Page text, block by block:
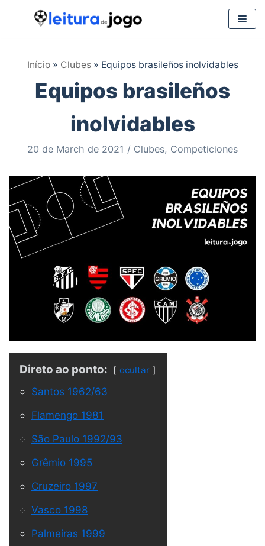
contenido
Início» Clubes» Equipos brasileños inolvidables
Equipos brasileños
inolvidables
20 de March de 2021 Clubes, Competiciones
Direto ao ponto: ocultar
Santos 1962/63
Flamengo 1981
São Paulo 1992/93
Grêmio 1995
Cruzeiro 1997
Vasco 1998
Palmeiras 1999